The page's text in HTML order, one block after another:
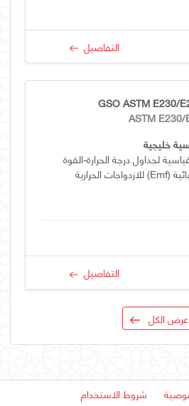
التفاصيل
GSO ASTM E230/
ASTM
خليجية
لجداول درجة الحرارة-القوة
الدافعة الكهربائية (emf) للازدواجات الحرارية
التفاصيل
عرض الكل
شروط الاستخدام